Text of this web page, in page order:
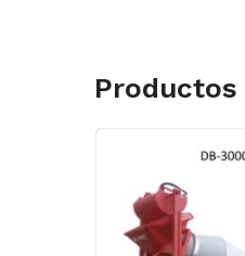
Productos